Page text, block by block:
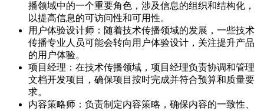
播领域中的一个重要角色，涉及信息的组织和结构化，
以提高信息的可访问性和可用性。
用户体验设计师：随着技术传播领域的发展，一些技术
传播专业人员可能会转向用户体验设计，关注提升产品
的用户体验。
项目经理：在技术传播领域，项目经理负责协调和管理
文档开发项目，确保项目按时完成并符合预算和质量要
求。
内容策略师：负责制定内容策略，确保内容的一致性、